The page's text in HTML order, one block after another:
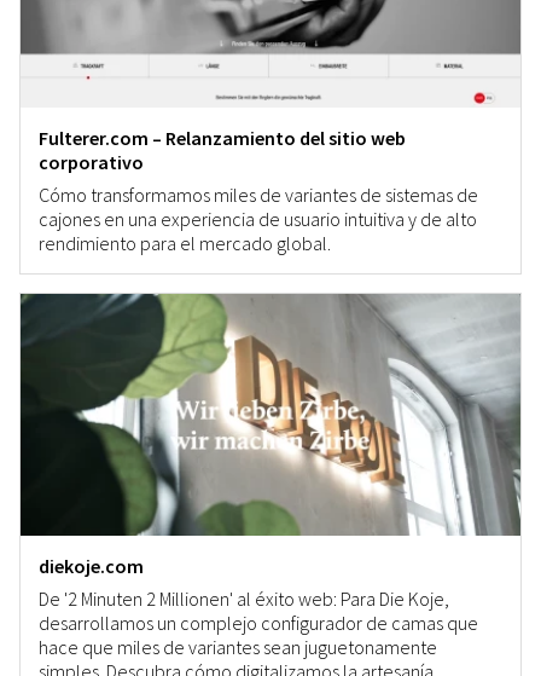
Fulterer.com – Relanzamiento del sitio web
corporativo
Cómo transformamos miles de variantes de sistemas de
cajones en una experiencia de usuario intuitiva y de alto
rendimiento para el mercado global.
diekoje.com
De '2 Minuten 2 Millionen' al éxito web: Para Die Koje,
desarrollamos un complejo configurador de camas que
hace que miles de variantes sean juguetonamente